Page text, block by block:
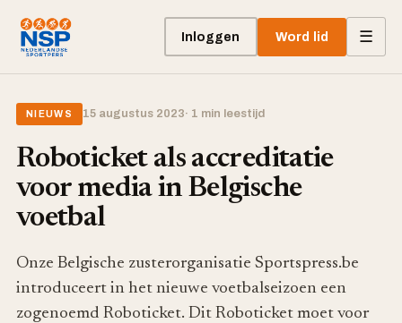
Inloggen Word lid ☰
NIEUWS 15 augustus 2023· 1 min leestijd
Roboticket als accreditatie
voor media in Belgische
voetbal
Onze Belgische zusterorganisatie Sportspress.be
introduceert in het nieuwe voetbalseizoen een
zogenoemd Roboticket. Dit Roboticket moet voor